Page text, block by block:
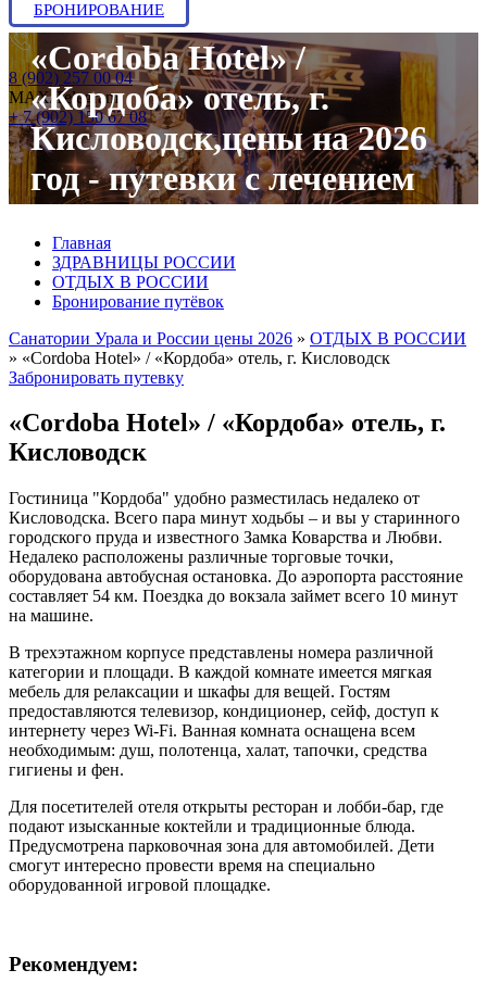
БРОНИРОВАНИЕ
8 (902) 257 00 04
МАХ/Telegram:
+ 7 (902) 150 67 08
«Cordoba Hotel» /
«Кордоба» отель, г.
Кисловодск,цены на 2026
год - путевки с лечением
Главная
ЗДРАВНИЦЫ РОССИИ
ОТДЫХ В РОССИИ
Бронирование путёвок
Санатории Урала и России цены 2026 » ОТДЫХ В РОССИИ
» «Cordoba Hotel» / «Кордоба» отель, г. Кисловодск
Забронировать путевку
«Cordoba Hotel» / «Кордоба» отель, г.
Кисловодск
Гостиница "Кордоба" удобно разместилась недалеко от
Кисловодска. Всего пара минут ходьбы – и вы у старинного
городского пруда и известного Замка Коварства и Любви.
Недалеко расположены различные торговые точки,
оборудована автобусная остановка. До аэропорта расстояние
составляет 54 км. Поездка до вокзала займет всего 10 минут
на машине.
В трехэтажном корпусе представлены номера различной
категории и площади. В каждой комнате имеется мягкая
мебель для релаксации и шкафы для вещей. Гостям
предоставляются телевизор, кондиционер, сейф, доступ к
интернету через Wi-Fi. Ванная комната оснащена всем
необходимым: душ, полотенца, халат, тапочки, средства
гигиены и фен.
Для посетителей отеля открыты ресторан и лобби-бар, где
подают изысканные коктейли и традиционные блюда.
Предусмотрена парковочная зона для автомобилей. Дети
смогут интересно провести время на специально
оборудованной игровой площадке.
Рекомендуем: